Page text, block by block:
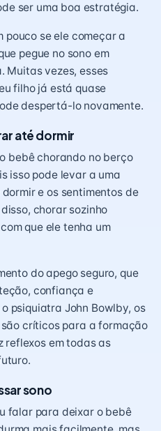
ser uma boa estratégia.
pouco se ele começar a
pegue no sono em
Muitas vezes, esses
filho já está quase
despertá-lo novamente.
até dormir
bebê chorando no berço
isso pode levar a uma
e os sentimentos de
chorar sozinho
que ele tenha um
doapego seguro, que
confiança e
psiquiatra John Bowlby, os
críticos para a formação
reflexos em todas as
sono
falar para deixar o bebê